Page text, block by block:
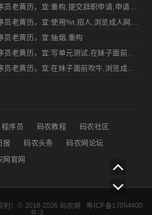
员老黄历，宜:抽烟,重构
程序员 码农教程
码农社区
报 码农头条
码农网论坛
网官网
利！© 2018-2026 码农网
粤ICP备17054400
号-3